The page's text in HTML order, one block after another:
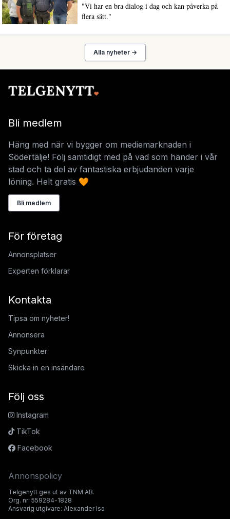
"Vi har en bra dialog i dag och kan påverka på
flera sätt."
Alla nyheter →
Bli medlem
Häng med när vi bygger om mediemarknaden i
Södertälje! Följ samtidigt med på vad som händer i vår
stad och ta del av fantastiska erbjudanden varje
löning. Helt gratis 🧡
Bli medlem
För företag
Annonsplatser
Experten förklarar
Kontakta
Tipsa om nyheter!
Annonsera
Synpunkter
Skicka in en insändare
Följ oss
Instagram
TikTok
Facebook
Annonspolicy
Telgenytt ges ut av TNM AB.
Org. nr: 559284-1828
Ansvarig utgivare: Alexander Isa